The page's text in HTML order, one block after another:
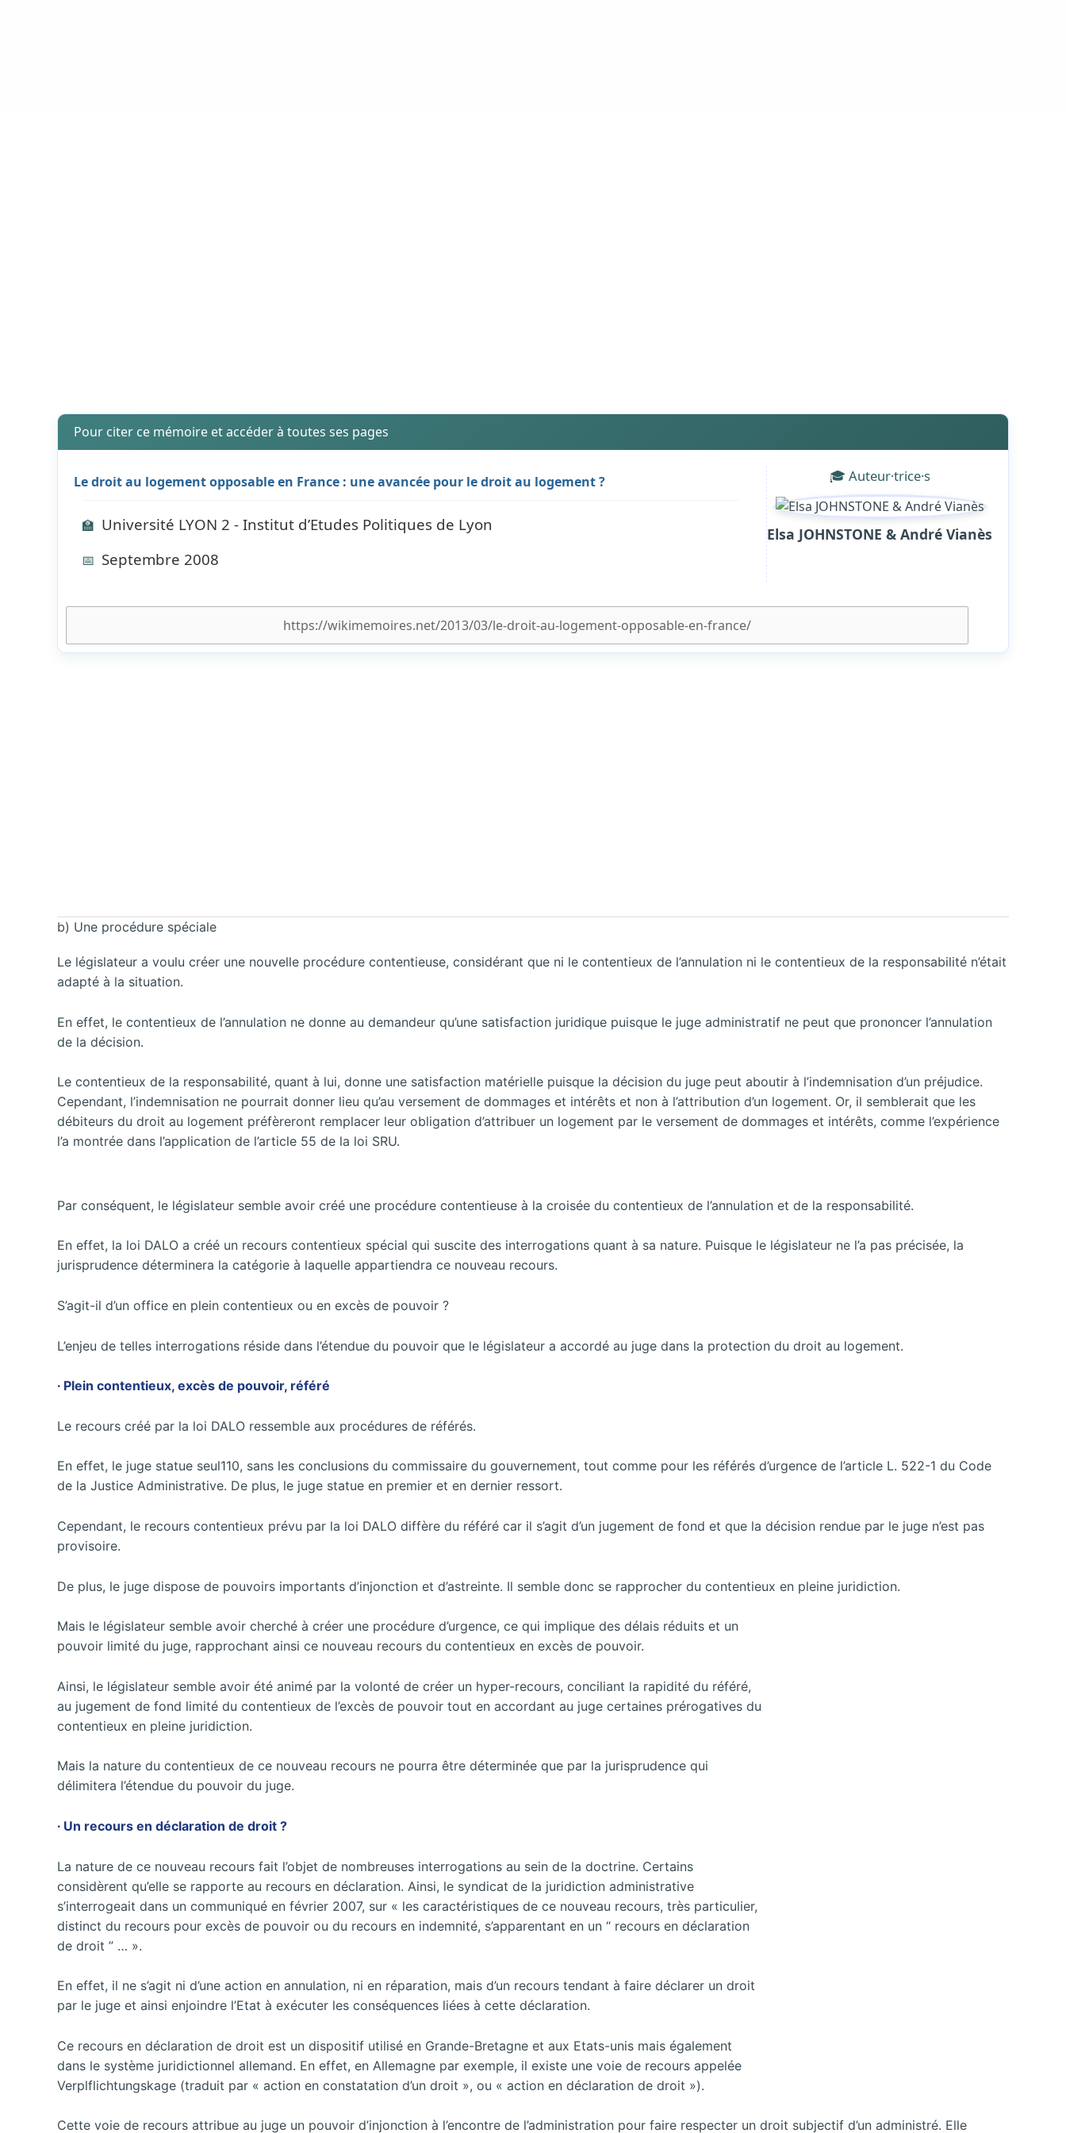
Pour citer ce mémoire et accéder à toutes ses pages
Le droit au logement opposable en France : une avancée pour le droit au logement ?
🏫 Université LYON 2 - Institut d’Etudes Politiques de Lyon
📅 Septembre 2008
🎓 Auteur·trice·s
Elsa JOHNSTONE & André Vianès
b) Une procédure spéciale
Le législateur a voulu créer une nouvelle procédure contentieuse, considérant que ni le contentieux de l’annulation ni le contentieux de la responsabilité n’était
adapté à la situation.
En effet, le contentieux de l’annulation ne donne au demandeur qu’une satisfaction juridique puisque le juge administratif ne peut que prononcer l’annulation
de la décision.
Le contentieux de la responsabilité, quant à lui, donne une satisfaction matérielle puisque la décision du juge peut aboutir à l’indemnisation d’un préjudice.
Cependant, l’indemnisation ne pourrait donner lieu qu’au versement de dommages et intérêts et non à l’attribution d’un logement. Or, il semblerait que les
débiteurs du droit au logement préfèreront remplacer leur obligation d’attribuer un logement par le versement de dommages et intérêts, comme l’expérience
l’a montrée dans l’application de l’article 55 de la loi SRU.
Par conséquent, le législateur semble avoir créé une procédure contentieuse à la croisée du contentieux de l’annulation et de la responsabilité.
En effet, la loi DALO a créé un recours contentieux spécial qui suscite des interrogations quant à sa nature. Puisque le législateur ne l’a pas précisée, la
jurisprudence déterminera la catégorie à laquelle appartiendra ce nouveau recours.
S’agit-il d’un office en plein contentieux ou en excès de pouvoir ?
L’enjeu de telles interrogations réside dans l’étendue du pouvoir que le législateur a accordé au juge dans la protection du droit au logement.
∙ Plein contentieux, excès de pouvoir, référé
Le recours créé par la loi DALO ressemble aux procédures de référés.
En effet, le juge statue seul110, sans les conclusions du commissaire du gouvernement, tout comme pour les référés d’urgence de l’article L. 522-1 du Code
de la Justice Administrative. De plus, le juge statue en premier et en dernier ressort.
Cependant, le recours contentieux prévu par la loi DALO diffère du référé car il s’agit d’un jugement de fond et que la décision rendue par le juge n’est pas
provisoire.
De plus, le juge dispose de pouvoirs importants d’injonction et d’astreinte. Il semble donc se rapprocher du contentieux en pleine juridiction.
Mais le législateur semble avoir cherché à créer une procédure d’urgence, ce qui implique des délais réduits et un
pouvoir limité du juge, rapprochant ainsi ce nouveau recours du contentieux en excès de pouvoir.
Ainsi, le législateur semble avoir été animé par la volonté de créer un hyper-recours, conciliant la rapidité du référé,
au jugement de fond limité du contentieux de l’excès de pouvoir tout en accordant au juge certaines prérogatives du
contentieux en pleine juridiction.
Mais la nature du contentieux de ce nouveau recours ne pourra être déterminée que par la jurisprudence qui
délimitera l’étendue du pouvoir du juge.
∙ Un recours en déclaration de droit ?
La nature de ce nouveau recours fait l’objet de nombreuses interrogations au sein de la doctrine. Certains
considèrent qu’elle se rapporte au recours en déclaration. Ainsi, le syndicat de la juridiction administrative
s’interrogeait dans un communiqué en février 2007, sur « les caractéristiques de ce nouveau recours, très particulier,
distinct du recours pour excès de pouvoir ou du recours en indemnité, s’apparentant en un “ recours en déclaration
de droit ” … ».
En effet, il ne s’agit ni d’une action en annulation, ni en réparation, mais d’un recours tendant à faire déclarer un droit
par le juge et ainsi enjoindre l’Etat à exécuter les conséquences liées à cette déclaration.
Ce recours en déclaration de droit est un dispositif utilisé en Grande-Bretagne et aux Etats-unis mais également
dans le système juridictionnel allemand. En effet, en Allemagne par exemple, il existe une voie de recours appelée
Verplflichtungskage (traduit par « action en constatation d’un droit », ou « action en déclaration de droit »).
Cette voie de recours attribue au juge un pouvoir d’injonction à l’encontre de l’administration pour faire respecter un droit subjectif d’un administré. Elle